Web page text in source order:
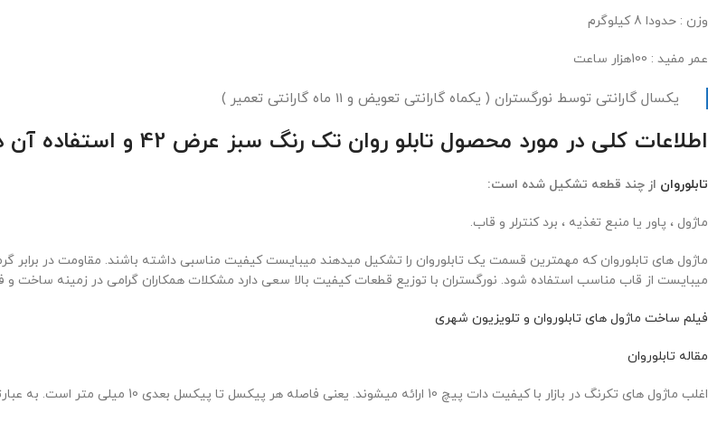
وزن : حدودا 8 کیلوگرم
عمر مفید : 100هزار ساعت
یکسال گارانتی توسط نورگستران ( یکماه گارانتی تعویض و 11 ماه گارانتی تعمیر )
اطلاعات کلی در مورد محصول تابلو روان تک رنگ سبز عرض 42 و استفاده آن در تابلو روان
تابلوروان از چند قطعه تشکیل شده است:
ماژول ، پاور یا منبع تغذیه ، برد کنترلر و قاب.
ماژول های تابلوروان که مهمترین قسمت یک تابلوروان را تشکیل میدهند میبایست کیفیت مناسبی داشته باشند. مقاومت در برابر
میبایست از قاب مناسب استفاده شود. نورگستران با توزیع قطعات کیفیت بالا سعی دارد مشکلات همکاران گرامی در زمینه ساخت و
فیلم ساخت ماژول های تابلوروان و تلویزیون شهری
مقاله تابلوروان
اغلب ماژول های تکرنگ در بازار با کیفیت دات پیچ 10 ارائه میشوند. یعنی فاصله هر پیکسل تا پیکسل بعدی 10 میلی متر است. به عبارتی هر ماژول تکرنگ 32 در 16 سانت 512 عدد ال ای دی با پیکسل دارد.